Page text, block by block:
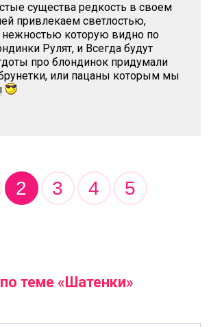
существа редкость в своем
привлекаем светлостью,
нежностью которую видно по
Рулят, и Всегда будут
про блондинок придумали
или пацаны которым мы
2 3 4 5
теме «Шатенки»